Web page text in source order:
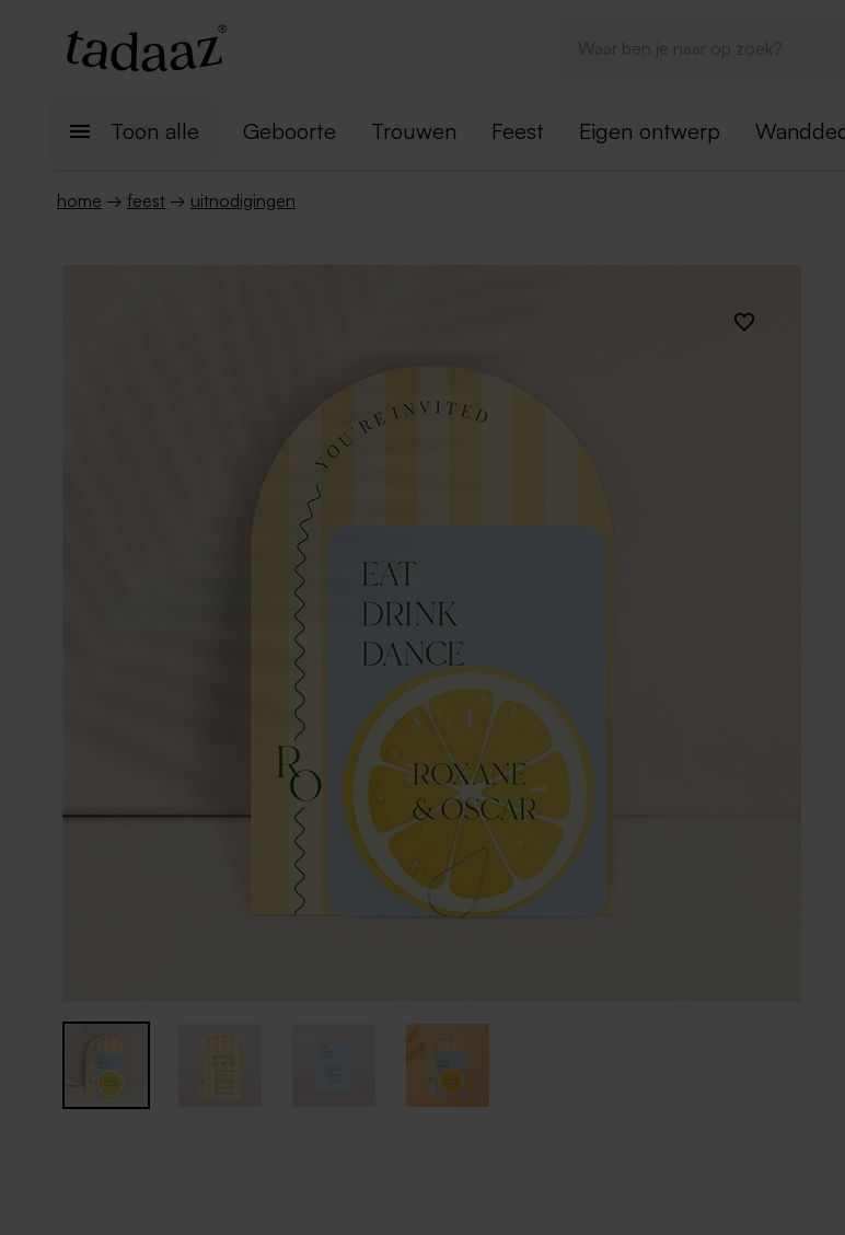
Toon alle Geboorte Trouwen Feest Eigen ontwerp
home → feest → uitnodigingen